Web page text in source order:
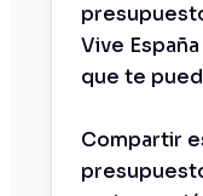
Vive
que te
Compartir